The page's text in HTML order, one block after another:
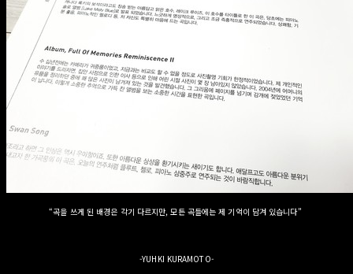
“곡을 쓰게 된 배경은 각기 다르지만, 모든 곡들에는 제 기억이 담겨 있습니다”
-YUHKI KURAMOTO-